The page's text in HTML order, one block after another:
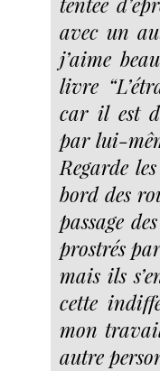
avec un
j’aime
livre
car il est
par lui-
Regarde
bord des
passage
prostrés
mais ils
cette
mon
autre